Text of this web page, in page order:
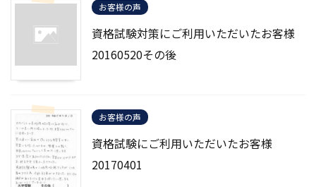
お客様の声
資格試験対策にご利用いただいたお客様
20160520その後
お客様の声
資格試験にご利用いただいたお客様
20170401